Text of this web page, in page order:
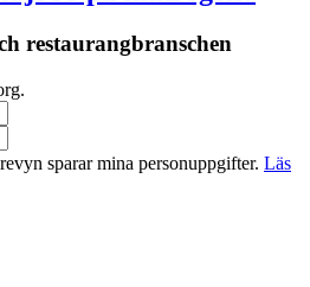
restaurangbranschen
sparar mina personuppgifter. Läs